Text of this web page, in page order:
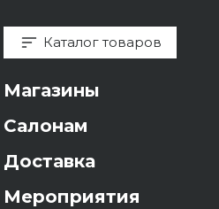
Каталог товаров
Магазины
Салонам
Доставка
Мероприятия